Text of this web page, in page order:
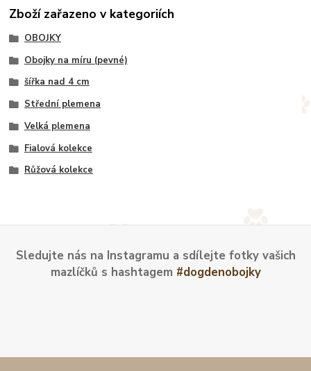
Zboží zařazeno v kategoriích
OBOJKY
Obojky na míru (pevné)
šířka nad 4 cm
Střední plemena
Velká plemena
Fialová kolekce
Růžová kolekce
Sledujte nás na Instagramu a sdílejte fotky vašich
mazlíčků s hashtagem #dogdenobojky